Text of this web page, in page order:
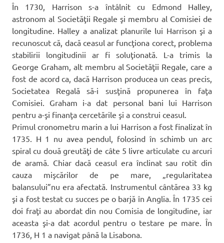
În 1730, Harrison s-a întâlnit cu Edmond Halley,
astronom al Societăţii Regale şi membru al Comisiei de
longitudine. Halley a analizat planurile lui Harrison şi a
recunoscut că, dacă ceasul ar funcţiona corect, problema
stabilirii longitudinii ar fi soluţionată. L-a trimis la
George Graham, alt membru al Societăţii Regale, care a
fost de acord ca, dacă Harrison producea un ceas precis,
Societatea Regală să-i susţină propunerea în faţa
Comisiei. Graham i-a dat personal bani lui Harrison
pentru a-şi finanţa cercetările şi a construi ceasul.
Primul cronometru marin a lui Harrison a fost finalizat în
1735. H 1 nu avea pendul, folosind în schimb un arc
spiral cu două greutăţi de câte 5 livre articulate cu arcuri
de aramă. Chiar dacă ceasul era înclinat sau rotit din
cauza mişcărilor de pe mare, „regularitatea
balansului”nu era afectată. Instrumentul cântărea 33 kg
şi a fost testat cu succes pe o barjă în Anglia. În 1735 cei
doi fraţi au abordat din nou Comisia de longitudine, iar
aceasta şi-a dat acordul pentru o testare pe mare. În
1736, H 1 a navigat până la Lisabona.